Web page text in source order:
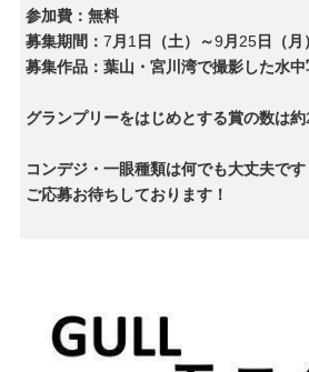
参加費：無料
募集期間： 7 月1 日（土）～9月25日（月）
募集作品：葉山・宮川湾で撮影した水中
グランプリーをはじめとする賞の数は約
コンデジ・一眼種類は何でも大丈夫です
ご応募お待ちしております！